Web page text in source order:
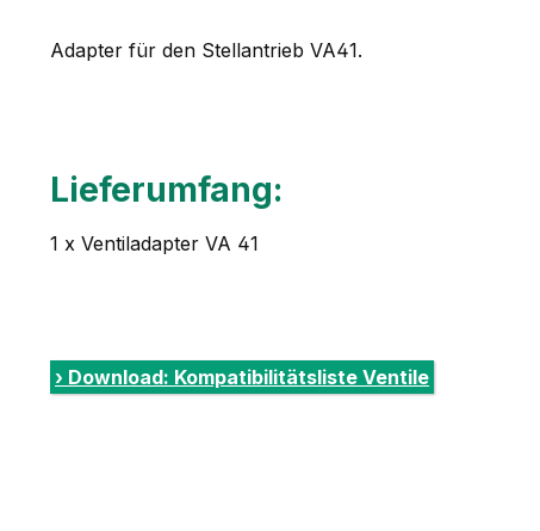
Adapter für den Stellantrieb VA41.
Lieferumfang:
1 x Ventiladapter VA 41
› Download: Kompatibilitätsliste Ventile